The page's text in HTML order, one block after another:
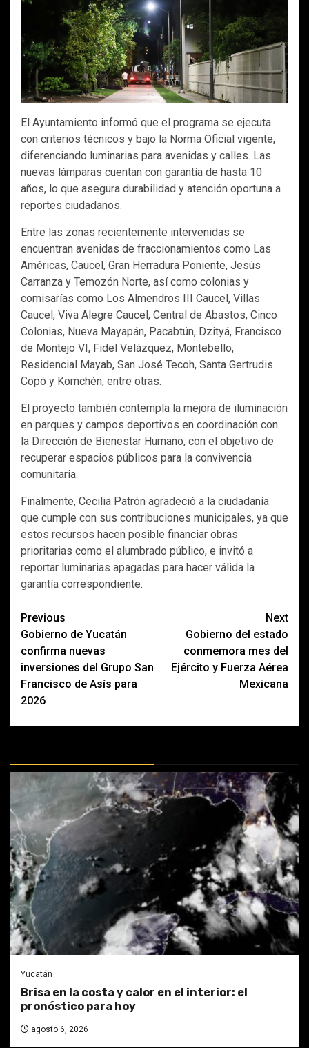
El Ayuntamiento informó que el programa se ejecuta
con criterios técnicos y bajo la Norma Oficial vigente,
diferenciando luminarias para avenidas y calles. Las
nuevas lámparas cuentan con garantía de hasta 10
años, lo que asegura durabilidad y atención oportuna a
reportes ciudadanos.
Entre las zonas recientemente intervenidas se
encuentran avenidas de fraccionamientos como Las
Américas, Caucel, Gran Herradura Poniente, Jesús
Carranza y Temozón Norte, así como colonias y
comisarías como Los Almendros III Caucel, Villas
Caucel, Viva Alegre Caucel, Central de Abastos, Cinco
Colonias, Nueva Mayapán, Pacabtún, Dzityá, Francisco
de Montejo VI, Fidel Velázquez, Montebello,
Residencial Mayab, San José Tecoh, Santa Gertrudis
Copó y Komchén, entre otras.
El proyecto también contempla la mejora de iluminación
en parques y campos deportivos en coordinación con
la Dirección de Bienestar Humano, con el objetivo de
recuperar espacios públicos para la convivencia
comunitaria.
Finalmente, Cecilia Patrón agradeció a la ciudadanía
que cumple con sus contribuciones municipales, ya que
estos recursos hacen posible financiar obras
prioritarias como el alumbrado público, e invitó a
reportar luminarias apagadas para hacer válida la
garantía correspondiente.
Post
navigation
Previous
Gobierno de Yucatán
confirma nuevas
inversiones del Grupo San
Francisco de Asís para
2026
Next
Gobierno del estado
conmemora mes del
Ejército y Fuerza Aérea
Mexicana
Yucatán
Brisa en la costa y calor en el interior: el
pronóstico para hoy
agosto 6, 2026